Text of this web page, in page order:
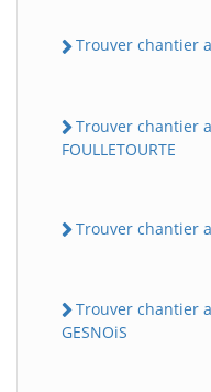
Trouver chantier
Trouver chantier
FOULLETOURTE
Trouver chantier
Trouver chantier
GESNOiS